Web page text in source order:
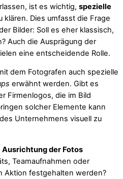
ist es wichtig, spezielle
klären. Dies umfasst die Frage
Bilder: Soll es eher klassisch,
Auch die Ausprägung der
eine entscheidende Rolle.
dem Fotografen auch spezielle
erwähnt werden. Gibt es
Firmenlogos, die im Bild
solcher Elemente kann
Unternehmens visuell zu
Ausrichtung der Fotos
Teamaufnahmen oder
Aktion festgehalten werden?